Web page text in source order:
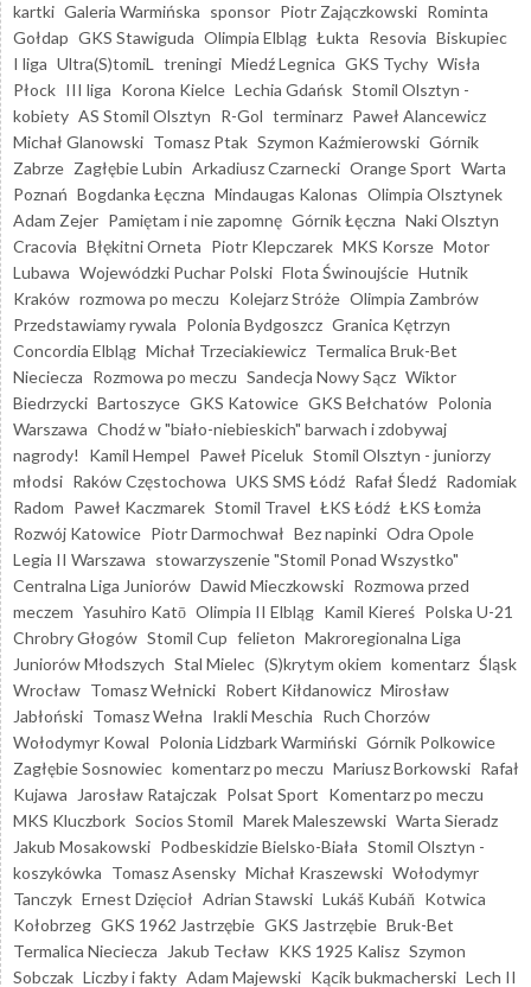
kartki Galeria Warmińska sponsor Piotr Zajączkowski Rominta
Gołdap GKS Stawiguda Olimpia Elbląg Łukta Resovia Biskupiec
I liga Ultra(S)tomiL treningi Miedź Legnica GKS Tychy Wisła
Płock III liga Korona Kielce Lechia Gdańsk Stomil Olsztyn -
kobiety AS Stomil Olsztyn R-Gol terminarz Paweł Alancewicz
Michał Glanowski Tomasz Ptak Szymon Kaźmierowski Górnik
Zabrze Zagłębie Lubin Arkadiusz Czarnecki Orange Sport Warta
Poznań Bogdanka Łęczna Mindaugas Kalonas Olimpia Olsztynek
Adam Zejer Pamiętam i nie zapomnę Górnik Łęczna Naki Olsztyn
Cracovia Błękitni Orneta Piotr Klepczarek MKS Korsze Motor
Lubawa Wojewódzki Puchar Polski Flota Świnoujście Hutnik
Kraków rozmowa po meczu Kolejarz Stróże Olimpia Zambrów
Przedstawiamy rywala Polonia Bydgoszcz Granica Kętrzyn
Concordia Elbląg Michał Trzeciakiewicz Termalica Bruk-Bet
Nieciecza Rozmowa po meczu Sandecja Nowy Sącz Wiktor
Biedrzycki Bartoszyce GKS Katowice GKS Bełchatów Polonia
Warszawa Chodź w "biało-niebieskich" barwach i zdobywaj
nagrody!
Kamil Hempel Paweł Piceluk Stomil Olsztyn - juniorzy
młodsi Raków Częstochowa UKS SMS Łódź Rafał Śledź Radomiak
Radom Paweł Kaczmarek Stomil Travel ŁKS Łódź ŁKS Łomża
Rozwój Katowice Piotr Darmochwał Bez napinki Odra Opole
Legia II Warszawa stowarzyszenie "Stomil Ponad Wszystko"
Centralna Liga Juniorów Dawid Mieczkowski Rozmowa przed
meczem Yasuhiro Katō Olimpia II Elbląg Kamil Kiereś Polska U-21
Chrobry Głogów Stomil Cup felieton Makroregionalna Liga
Juniorów Młodszych Stal Mielec (S)krytym okiem komentarz Śląsk
Wrocław Tomasz Wełnicki Robert Kiłdanowicz Mirosław
Jabłoński Tomasz Wełna Irakli Meschia Ruch Chorzów
Wołodymyr Kowal Polonia Lidzbark Warmiński Górnik Polkowice
Zagłębie Sosnowiec komentarz po meczu Mariusz Borkowski Rafał
Kujawa
Jarosław Ratajczak Polsat Sport Komentarz po meczu
MKS Kluczbork Socios Stomil Marek Maleszewski Warta Sieradz
Jakub Mosakowski Podbeskidzie Bielsko-Biała Stomil Olsztyn -
koszykówka Tomasz Asensky Michał Kraszewski Wołodymyr
Tanczyk Ernest Dzięcioł Adrian Stawski Lukáš Kubáň Kotwica
Kołobrzeg GKS 1962 Jastrzębie GKS Jastrzębie Bruk-Bet
Termalica Nieciecza
Jakub Tecław KKS 1925 Kalisz Szymon
Sobczak Liczby i fakty Adam Majewski Kącik bukmacherski Lech II